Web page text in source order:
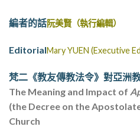
編者的話阮美賢（執行編輯）
EditorialMary YUEN (Executive
梵二《教友傳教法令》對亞洲
The Meaning and Impact of
(the Decree on the
Church